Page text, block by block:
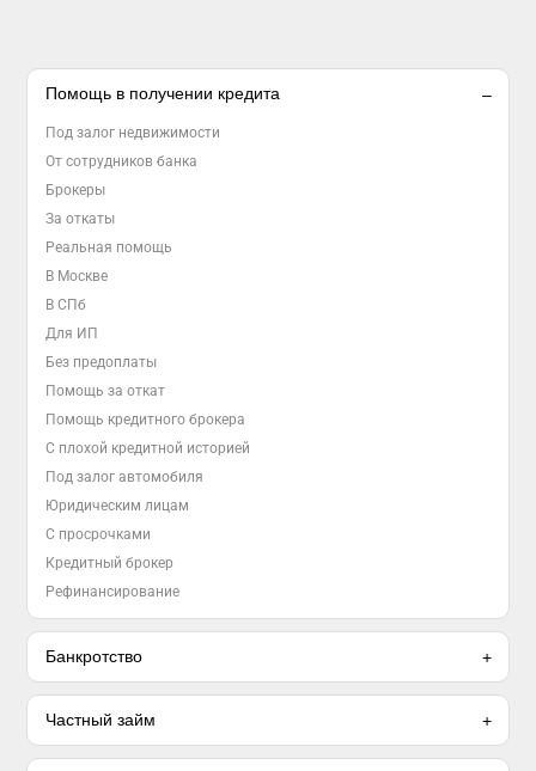
Помощь в получении кредита
Под залог недвижимости
От сотрудников банка
Брокеры
За откаты
Реальная помощь
В Москве
В СПб
Для ИП
Без предоплаты
Помощь за откат
Помощь кредитного брокера
С плохой кредитной историей
Под залог автомобиля
Юридическим лицам
С просрочками
Кредитный брокер
Рефинансирование
Банкротство
Частный займ